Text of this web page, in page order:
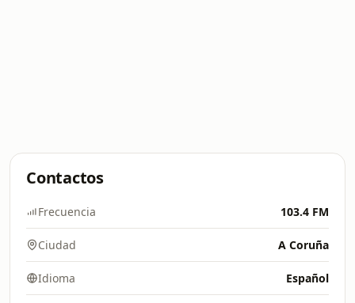
Contactos
Frecuencia 103.4 FM
Ciudad A Coruña
Idioma Español